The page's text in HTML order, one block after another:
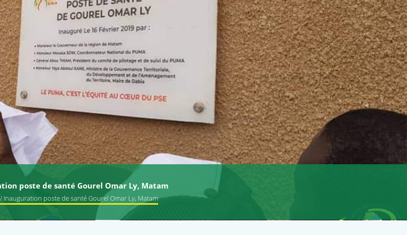
poste de santé Gourel Omar Ly, Matam
Inauguration poste de santé Gourel Omar Ly, Matam